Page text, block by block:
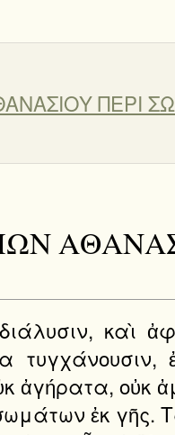
ΠΕΡΙ
καὶ
ἀγήρατα,
ἐκ γῆς.